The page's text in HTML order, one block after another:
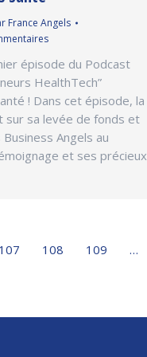
France Angels
épisode du Podcast
HealthTech”
! Dans cet épisode, la
sur sa levée de fonds et
Business Angels au
et ses précieux
107 108 109 …